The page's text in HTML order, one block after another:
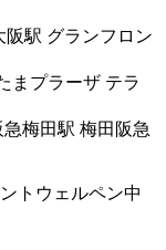
阪駅 グランフロン
まプラーザ テラ
梅田駅 梅田阪急
トウェルペン中